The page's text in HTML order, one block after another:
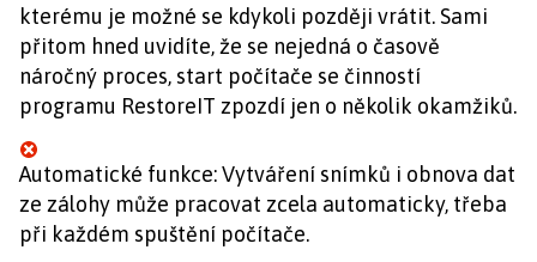
kterému je možné se kdykoli později vrátit. Sami
přitom hned uvidíte, že se nejedná o časově
náročný proces, start počítače se činností
programu RestoreIT zpozdí jen o několik okamžiků.
Automatické funkce: Vytváření snímků i obnova dat
ze zálohy může pracovat zcela automaticky, třeba
při každém spuštění počítače.